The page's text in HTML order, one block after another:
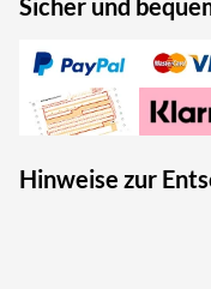
Hinweise zur